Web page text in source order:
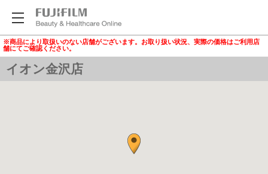
※商品により取扱いのない店舗がございます。お取り扱い状況、実際の価格はご利用店
舗にてご確認ください。
イオン金沢店